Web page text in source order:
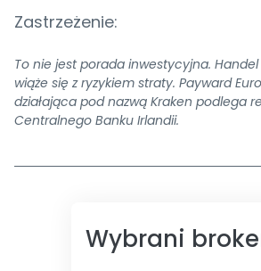
Zastrzeżenie:
To nie jest porada inwestycyjna.
wiąże się z ryzykiem straty. Payward
działająca pod nazwą Kraken podlega
Centralnego Banku Irlandii.
Wybrani